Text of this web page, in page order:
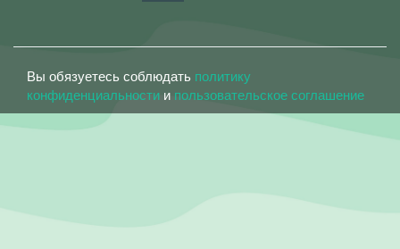
Вы обязуетесь соблюдать политику
конфиденциальности и пользовательское соглашение